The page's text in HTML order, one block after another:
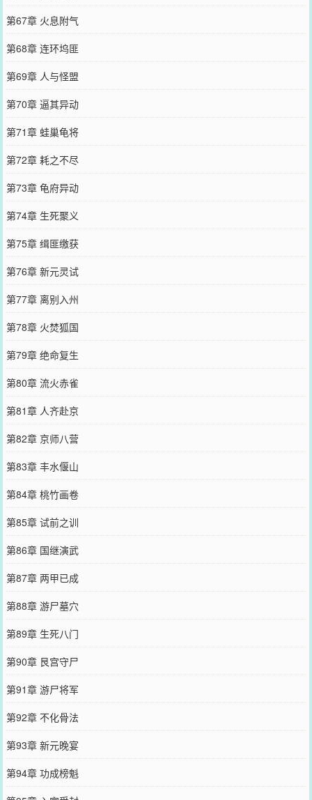
第67章 火息附气
第68章 连环坞匪
第69章 人与怪盟
第70章 逼其异动
第71章 蛙巢龟将
第72章 耗之不尽
第73章 龟府异动
第74章 生死聚义
第75章 缉匪缴获
第76章 新元灵试
第77章 离别入州
第78章 火焚狐国
第79章 绝命复生
第80章 流火赤雀
第81章 人齐赴京
第82章 京师八营
第83章 丰水偃山
第84章 桃竹画卷
第85章 试前之训
第86章 国继演武
第87章 两甲已成
第88章 游尸墓穴
第89章 生死八门
第90章 艮宫守尸
第91章 游尸将军
第92章 不化骨法
第93章 新元晚宴
第94章 功成榜魁